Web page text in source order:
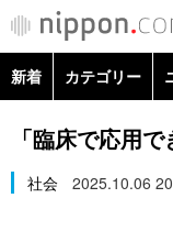
新着 カテゴリー
政治・外交
経済・ビジネス
「臨床で応用
社会 2025.10.06